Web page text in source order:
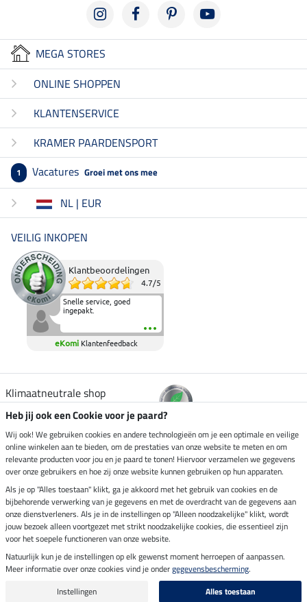
MEGA STORES
ONLINE SHOPPEN
KLANTENSERVICE
KRAMER PAARDENSPORT
1 Vacatures Groei met ons mee
NL | EUR
VEILIG INKOPEN
Klantbeoordelingen
4.7/5
Snelle service, goed
ingepakt.
eKomi Klantenfeedback
Klimaatneutrale shop
Verzending per
Veilig betalen met
Impressum
Laatste update op 10.08.2026 om 06:55 uur
Alle prijzen in euro's, incl. BTW, excl. verzendkosten.
Heb jij ook een Cookie voor je paard?
Wij ook! We gebruiken cookies en andere technologieën om je een optimale en veilige
online winkelen aan te bieden, om de prestaties van onze website te meten en om
relevante producten voor jou en je paard te tonen! Hiervoor verzamelen we gegevens
over onze gebruikers en hoe zij onze website kunnen gebruiken op hun apparaten.
Als je op "Alles toestaan" klikt, ga je akkoord met het gebruik van cookies en de
bijbehorende verwerking van je gegevens en met de overdracht van de gegevens aan
onze dienstverleners. Als je in de instellingen op "Alleen noodzakelijke" klikt, wordt
jouw bezoek alleen voortgezet met strikt noodzakelijke cookies, die essentieel zijn
voor het soepele functioneren van onze website.
Natuurlijk kun je de instellingen op elk gewenst moment herroepen of aanpassen.
Meer informatie over onze cookies vind je ondergegevensbescherming.
Instellingen
Alles toestaan